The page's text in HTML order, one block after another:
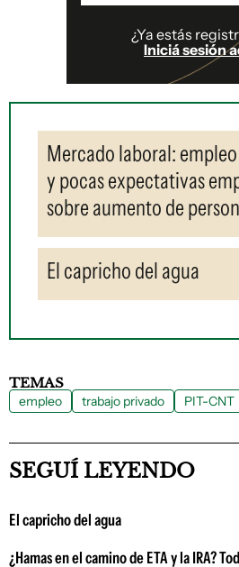
¿Ya estás
Iniciá sesión
Mercado laboral:
y pocas expectativas
sobre aumento de
El capricho del agua
TEMAS
empleo trabajo privado PIT-CNT
SEGUÍ LEYENDO
El capricho del agua
¿Hamas en el camino de ETA y la IRA?